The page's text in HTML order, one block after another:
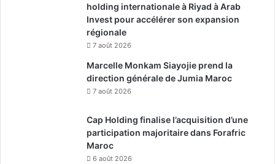
holding internationale à Riyad à Arab
Invest pour accélérer son expansion
régionale
7 août 2026
Marcelle Monkam Siayojie prend la
direction générale de Jumia Maroc
7 août 2026
Cap Holding finalise l’acquisition d’une
participation majoritaire dans Forafric
Maroc
6 août 2026